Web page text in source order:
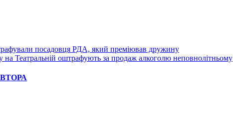
посадовця РДА, який преміював дружину
на Театральній оштрафують за продаж алкоголю неповнолітньому